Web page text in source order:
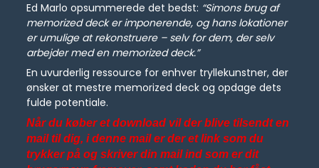
Ed Marlo opsummerede det bedst: “Simons brug af
memorized deck er imponerende, og hans lokationer
er umulige at rekonstruere – selv for dem, der selv
arbejder med en memorized deck.”
En uvurderlig ressource for enhver tryllekunstner, der
ønsker at mestre memorized deck og opdage dets
fulde potentiale.
Når du køber et download vil der blive tilsendt en
mail til dig, i denne mail er der et link som du
trykker på og skriver din mail ind som er dit